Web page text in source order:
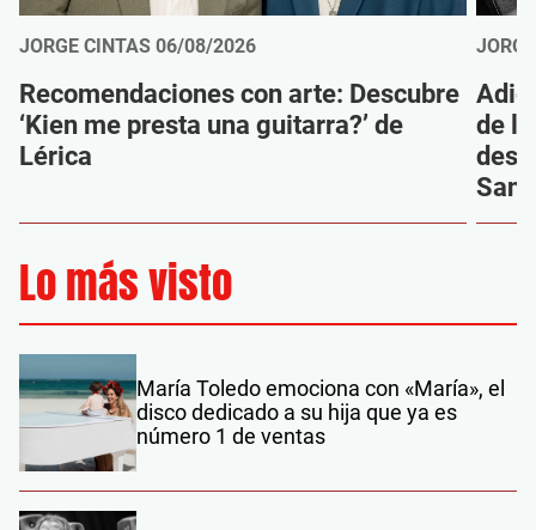
JORGE CINTAS 06/08/2026
Recomendaciones con arte: Descubre
‘Kien me presta una guitarra?’ de
Lérica
de
Sanz
Lo más visto
María Toledo emociona con «María», el
disco dedicado a su hija que ya es
número 1 de ventas